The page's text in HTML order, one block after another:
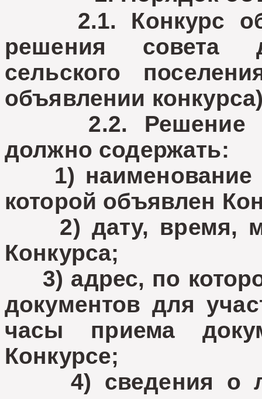
2.1. Конкурс
решения совета
сельского
объявлении
2.2. Решение об
должно содержать:
1) наименование
которой объявлен
2) дату, время,
Конкурса;
3) адрес, по
документов для
часы приема
Конкурсе;
4) сведения о